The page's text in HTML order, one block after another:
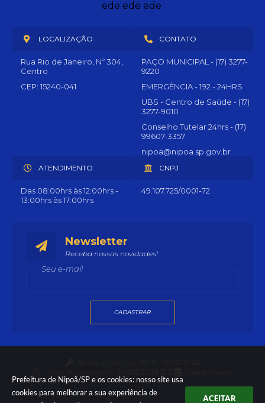
Prefeitura de Nipoã/SP e os cookies: nosso site usa
cookies para melhorar a sua experiência de
ACEITAR
LOCALIZAÇÃO
Rua Rio de Janeiro, Nº 304,
Centro
CEP: 15240-041
CONTATO
PAÇO MUNICIPAL - (17) 3277-
9220
EMERGÊNCIA - 192 - 24HRS
UBS - Centro de Saúde - (17)
3277-9010
Conselho Tutelar 24hrs - (17)
99607-3357
nipoa@nipoa.sp.gov.br
ATENDIMENTO
Das 08:00hrs às 12:00hrs -
13:00hrs às 17:00hrs
CNPJ
49.107.725/0001-72
Newsletter
Receba nossas novidades!
Seu e-mail
CADASTRAR